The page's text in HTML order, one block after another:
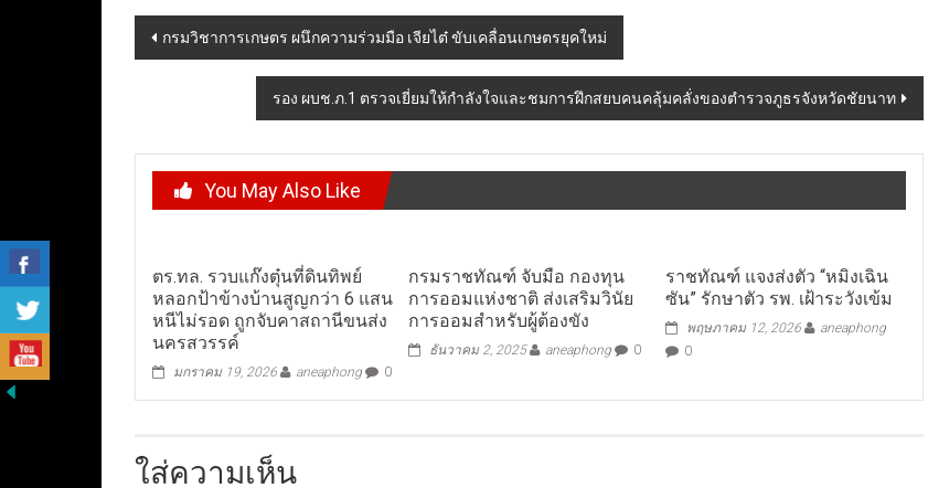
Post
navigation
กรมวิชาการเกษตร ผนึกความร่วมมือ เจียไต๋ ขับเคลื่อนเกษตรยุคใหม่
รอง ผบช.ภ.1 ตรวจเยี่ยมให้กำลังใจและชมการฝึกสยบคนคลุ้มคลั่งของตำรวจภูธรจังหวัดชัยนาท
You May Also Like
ตร.ทล. รวบแก๊งตุ๋นที่ดินทิพย์
หลอกป้าข้างบ้านสูญกว่า 6 แสน
หนีไม่รอด ถูกจับคาสถานีขนส่ง
นครสวรรค์
มกราคม 19, 2026 aneaphong 0
กรมราชทัณฑ์ จับมือ กองทุน
การออมแห่งชาติ ส่งเสริมวินัย
การออมสำหรับผู้ต้องขัง
ธันวาคม 2, 2025 aneaphong 0
ราชทัณฑ์ แจงส่งตัว “หมิงเฉิน
ซัน” รักษาตัว รพ. เฝ้าระวังเข้ม
พฤษภาคม 12, 2026
aneaphong
0
ใส่ความเห็น